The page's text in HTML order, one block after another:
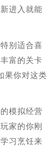
进入就能
别适合喜
富的关卡
果你对这类
模拟经营
家的你刚
习烹饪来